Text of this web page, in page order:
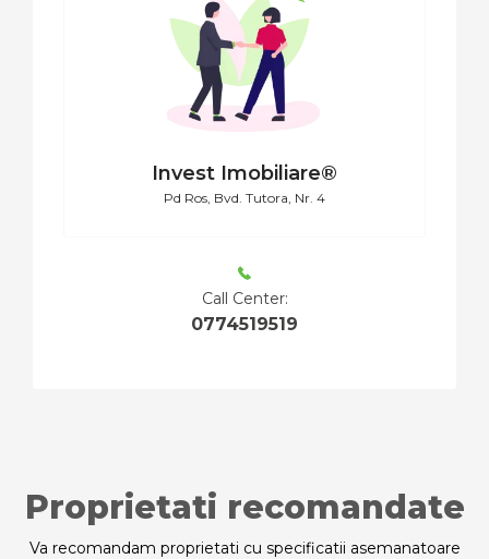
Invest Imobiliare®
Pd Ros, Bvd. Tutora, Nr. 4
Call Center:
0774519519
Proprietati recomandate
Va recomandam proprietati cu specificatii asemanatoare